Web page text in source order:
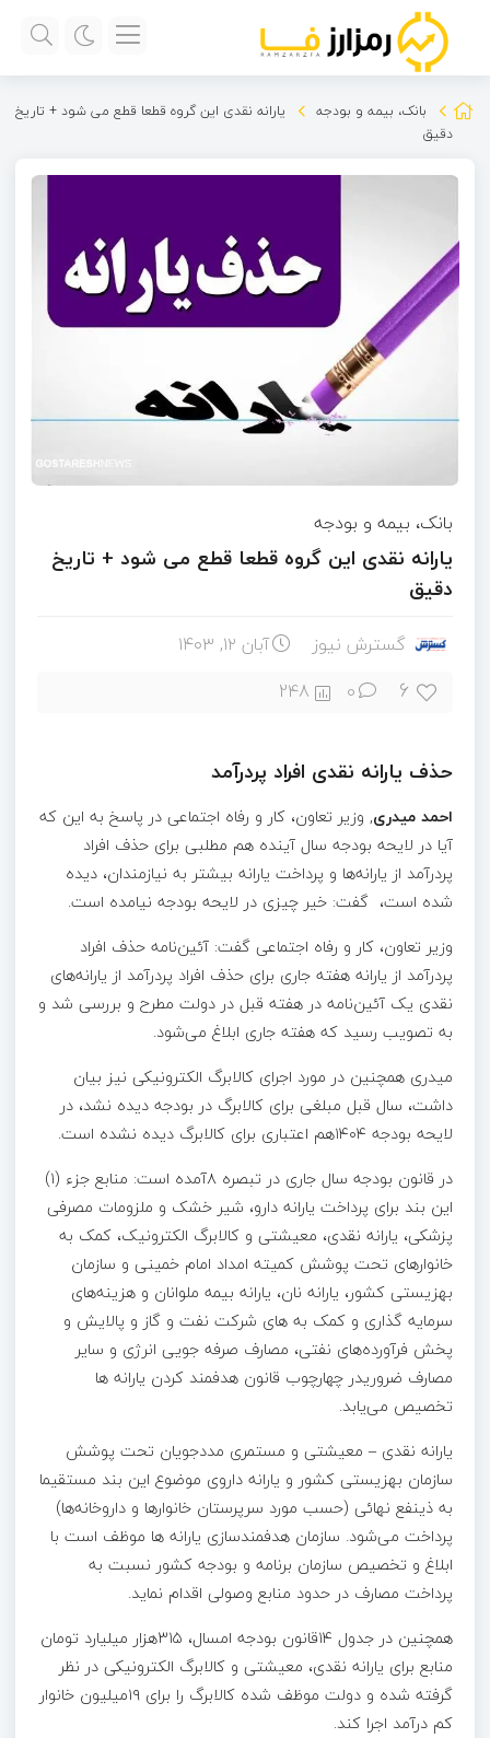
بانک، بیمه و بودجه
یارانه نقدی این گروه قطعا قطع می شود + تاریخ
دقیق
بانک، بیمه و بودجه
یارانه نقدی این گروه قطعا قطع می شود + تاریخ
دقیق
گسترش نیوز آبان ۱۲, ۱۴۰۳
6
0
248
حذف یارانه نقدی افراد پردرآمد
احمد میدری, وزیر تعاون، ‌کار و رفاه اجتماعی در پاسخ به این که
آیا در لایحه بودجه سال آینده هم مطلبی برای حذف افراد
پردرآمد از یارانه‌ها و پرداخت یارانه بیشتر به نیازمندان، دیده
شده است، ‌ گفت: خیر چیزی در لایحه بودجه نیامده است.
وزیر تعاون، ‌کار و رفاه اجتماعی گفت: آئین‌نامه حذف افراد
پردرآمد از یارانه هفته جاری برای حذف افراد پردرآمد از یارانه‌های
نقدی یک آئین‌نامه در هفته قبل در دولت مطرح و بررسی شد و
به تصویب رسید که هفته جاری ابلاغ می‌شود.
میدری همچنین در مورد اجرای کالابرگ الکترونیکی نیز بیان
داشت، سال قبل مبلغی برای کالابرگ در بودجه دیده نشد، در
لایحه بودجه ۱۴۰۴هم اعتباری برای کالابرگ دیده نشده است.
در قانون بودجه سال جاری در تبصره ۸آمده است: منابع جزء (۱)
این بند برای پرداخت یارانه دارو، شیر خشک و ملزومات مصرفی
پزشکی، یارانه نقدی، معیشتی و کالابرگ الکترونیک، کمک به
خانوارهای تحت پوشش کمیته امداد امام خمینی و سازمان
بهزیستی کشور، یارانه نان، یارانه بیمه ملوانان و هزینه‌های
سرمایه گذاری و کمک به های شرکت نفت و گاز و پالایش و
پخش فرآورده‌های نفتی، مصارف صرفه جویی انرژی و سایر
مصارف ضروریدر چهارچوب قانون هدفمند کردن یارانه ها
تخصیص می‌یابد.
یارانه نقدی – معیشتی و مستمری مددجویان تحت پوشش
سازمان بهزیستی کشور و یارانه داروی موضوع این بند مستقیما
به ذینفع نهائی (حسب مورد سرپرستان خانوارها و داروخانه‌ها)
پرداخت می‌شود. سازمان هدفمندسازی یارانه ها موظف است با
ابلاغ و تخصیص سازمان برنامه و بودجه کشور نسبت به
پرداخت مصارف در حدود منابع وصولی اقدام نماید.
همچنین در جدول ۱۴قانون بودجه امسال، ۳۱۵هزار میلیارد تومان
منابع برای یارانه نقدی، معیشتی و کالابرگ الکترونیکی در نظر
گرفته شده و دولت موظف شده کالابرگ را برای ۱۹میلیون خانوار
کم درآمد اجرا کند.